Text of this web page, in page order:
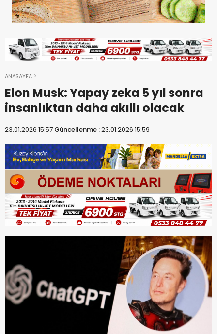
ANASAYFA
Elon Musk: Yapay zeka 5 yıl sonra
insanlıktan daha akıllı olacak
23.01.2026 15:57 Güncellenme :23.01.2026 15:59